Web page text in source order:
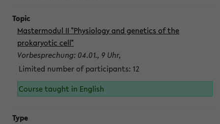
Mastermodul II "Physiology and genetics of the
prokaryotic cell"
Vorbesprechung: 04.01., 9 Uhr,
Limited number of participants: 12
Course taught in English